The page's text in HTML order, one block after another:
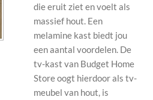
die eruit ziet en voelt als
massief hout. Een
melamine kast biedt jou
een aantal voordelen. De
tv-kast van Budget Home
Store oogt hierdoor als tv-
meubel van hout, is